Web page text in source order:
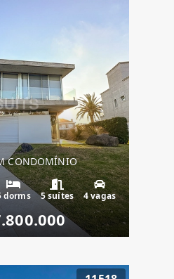
CONDOMÍNIO
dorms 5 suítes 4 vagas